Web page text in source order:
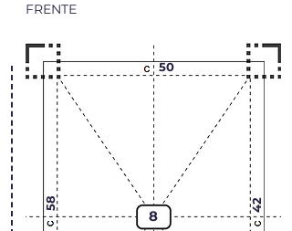
FRENTE
50
58 42
8